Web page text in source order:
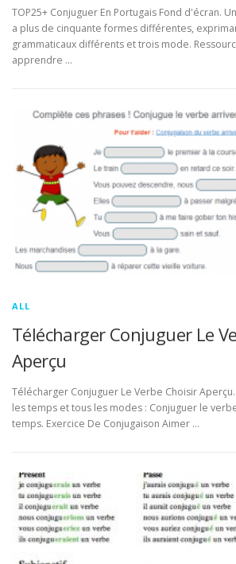
TOP25+ Conjuguer En Portugais Fond d'écran.
a plus de cinquante formes différentes,
grammaticaux différents et trois mode.
apprendre …
ALL
Télécharger Conjuguer Le
Aperçu
Télécharger Conjuguer Le Verbe Choisir
les temps et tous les modes : Conjuguer le
temps. Exercice De Conjugaison Aimer …